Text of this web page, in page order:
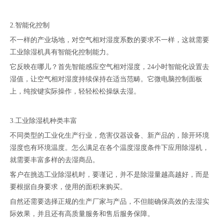
2.智能化控制
不一样的产业场地，对空气相对湿度系数的要求不一样，这就需要
工业除湿机具有智能化控制能力。
它反映在哪儿？首先智能感应空气相对湿度，24小时智能化设置去
湿值，让空气相对湿度持续保持在适当范畴。它微电脑控制面板
上，纯按键实际操作，轻轻松松操纵去湿。
3.工业除湿机种类丰富
不同类型的工业化生产行业，危害仪器设备、新产品的，除开环境
湿度也有环境温度。怎么满足在各个温度湿度条件下应用除湿机，
就需要丰富多样的去湿商品。
客户在挑选工业除湿机时，要谨记，并不是除湿量越高越好，而是
要根据自身要求，使用的面积来购买。
自然还需要选择正规的生产厂家与产品，不但能确保高效的去湿实
际效果，并且还有高质量服务和售后服务保障。